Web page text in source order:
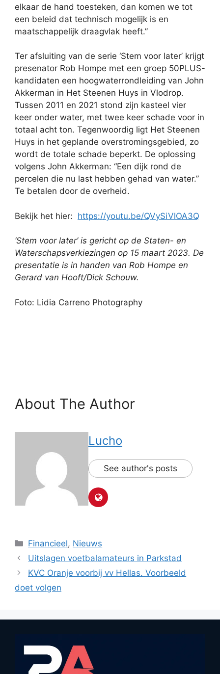
elkaar de hand toesteken, dan komen we tot
een beleid dat technisch mogelijk is en
maatschappelijk draagvlak heeft.”
Ter afsluiting van de serie ‘Stem voor later’ krijgt
presenator Rob Hompe met een groep 50PLUS-
kandidaten een hoogwaterrondleiding van John
Akkerman in Het Steenen Huys in Vlodrop.
Tussen 2011 en 2021 stond zijn kasteel vier
keer onder water, met twee keer schade voor in
totaal acht ton. Tegenwoordig ligt Het Steenen
Huys in het geplande overstromingsgebied, zo
wordt de totale schade beperkt. De oplossing
volgens John Akkerman: “Een dijk rond de
percelen die nu last hebben gehad van water.”
Te betalen door de overheid.
Bekijk het hier: https://youtu.be/QVySiVlOA3Q
‘Stem voor later’ is gericht op de Staten- en
Waterschapsverkiezingen op 15 maart 2023. De
presentatie is in handen van Rob Hompe en
Gerard van Hooft/Dick Schouw.
Foto: Lidia Carreno Photography
About The Author
Lucho
See author's posts
Categorieën
Financieel, Nieuws
Uitslagen voetbalamateurs in Parkstad
KVC Oranje voorbij vv Hellas. Voorbeeld
doet volgen